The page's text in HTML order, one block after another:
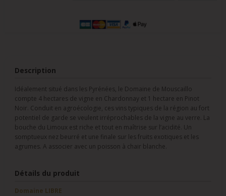
Description
Idéalement situé dans les Pyrénées, le Domaine de Mouscaillo
compte 4 hectares de vigne en Chardonnay et 1 hectare en Pinot
Noir. Conduit en agroécologie, ces vins typiques de la région au fort
potentiel de garde se veulent irréprochables de la vigne au verre. La
bouche du Limoux est riche et tout en maîtrise sur l’acidité. Un
somptueux nez beurré et une finale sur les fruits exotiques et les
agrumes. A associer avec un poisson à chair blanche.
Détails du produit
Domaine LIBRE